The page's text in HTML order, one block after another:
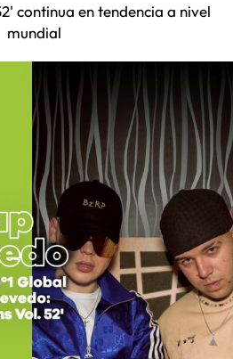
continua en tendencia a nivel
mundial